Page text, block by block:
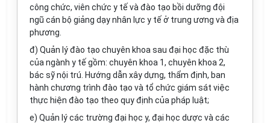
công chức, viên chức y tế và đào tạo bồi dưỡng đội
ngũ cán bộ giảng dạy nhân lực y tế ở trung ương và địa
phương.
đ) Quản lý đào tạo chuyên khoa sau đại học đặc thù
của ngành y tế gồm: chuyên khoa 1, chuyên khoa 2,
bác sỹ nội trú. Hướng dẫn xây dựng, thẩm định, ban
hành chương trình đào tạo và tổ chức giám sát việc
thực hiện đào tạo theo quy định của pháp luật;
e) Quản lý các trường đại học y, đại học dược và các